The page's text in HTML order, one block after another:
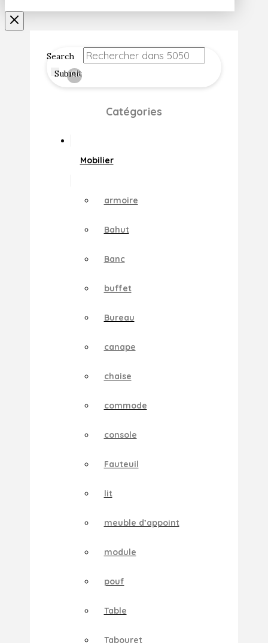
Search
Submit
Clear
Catégories
Mobilier
armoire
Bahut
Banc
buffet
Bureau
canape
chaise
commode
console
Fauteuil
lit
meuble d’appoint
module
pouf
Table
Tabouret